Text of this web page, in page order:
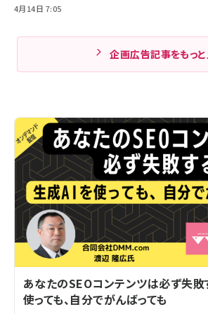
4月14日 7:05
企画広告記事をもっ
あなたのSEOコンテンツは必ず失敗
使っても、自分でがんばっても